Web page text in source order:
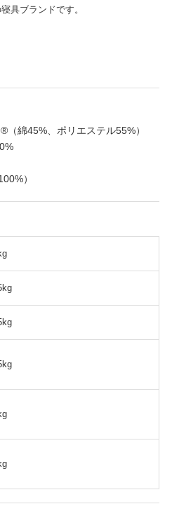
具ブランドです。
綿45%、ポリエステル55%）
）